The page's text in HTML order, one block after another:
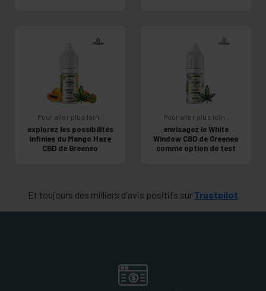
Pour aller plus loin :
explorez les possibilités
infinies du Mango Haze
CBD de Greeneo
Pour aller plus loin :
envisagez le White
Window CBD de Greeneo
comme option de test
Et toujours des milliers d'avis positifs sur Trustpilot